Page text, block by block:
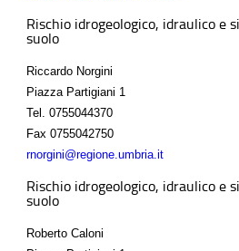
Rischio idrogeologico, idraulico e
suolo
Riccardo Norgini
Piazza Partigiani 1
Tel.
0755044370
Fax 0755042750
rnorgini@regione.umbria.it
Rischio idrogeologico, idraulico e
suolo
Roberto Caloni